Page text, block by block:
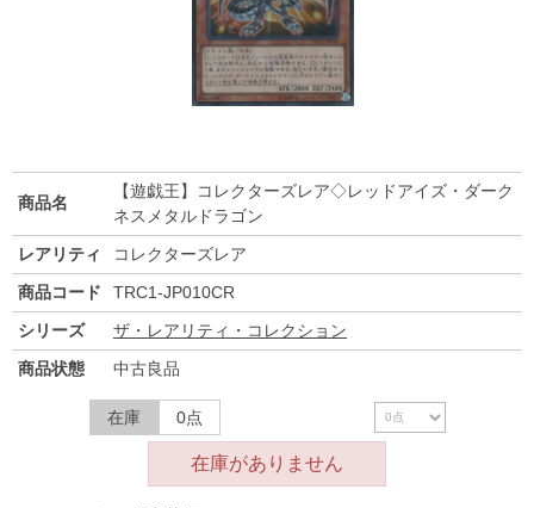
商品名
【遊戯王】コレクターズレア◇レッドアイズ・ダーク
ネスメタルドラゴン
レアリティ
コレクターズレア
商品コード
TRC1-JP010CR
シリーズ
ザ・レアリティ・コレクション
商品状態
中古良品
在庫 0点
在庫がありません